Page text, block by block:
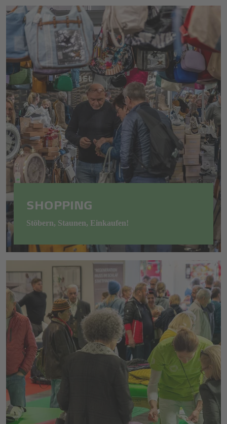
SHOPPING
Stöbern, Staunen, Einkaufen!